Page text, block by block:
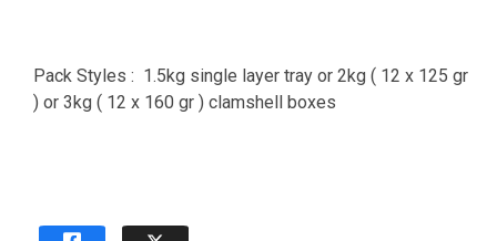
Pack Styles : 1.5kg single layer tray or 2kg ( 12 x 125 gr
) or 3kg ( 12 x 160 gr ) clamshell boxes